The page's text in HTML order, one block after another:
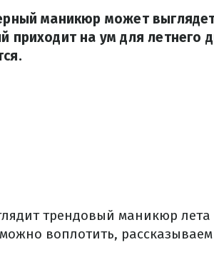
маникюр может
приходит на ум для летнего
трендовый маникюр
воплотить,